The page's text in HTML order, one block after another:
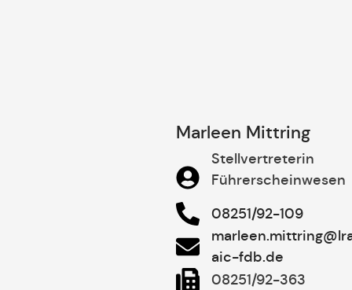
Marleen Mittring
Stellvertreterin
Führerscheinwesen
08251/92-109
aic-fdb.de
08251/92-363